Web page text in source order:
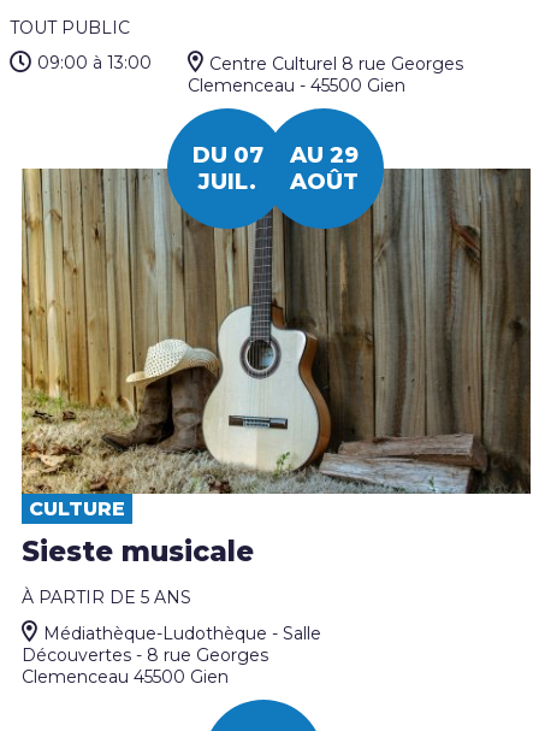
TOUT PUBLIC
09:00 à 13:00
Centre Culturel 8 rue Georges
Clemenceau - 45500 Gien
DU 07
JUIL.
AU 29
AOÛT
CULTURE
Sieste musicale
À PARTIR DE 5 ANS
Médiathèque-Ludothèque - Salle
Découvertes - 8 rue Georges
Clemenceau 45500 Gien